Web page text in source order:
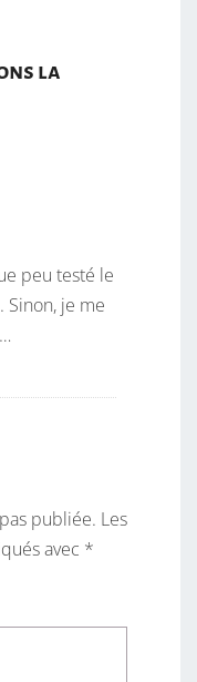
la
peu testé le
Sinon, je me
publiée. Les
avec *